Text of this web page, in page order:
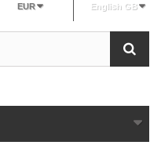
English GB
EUR